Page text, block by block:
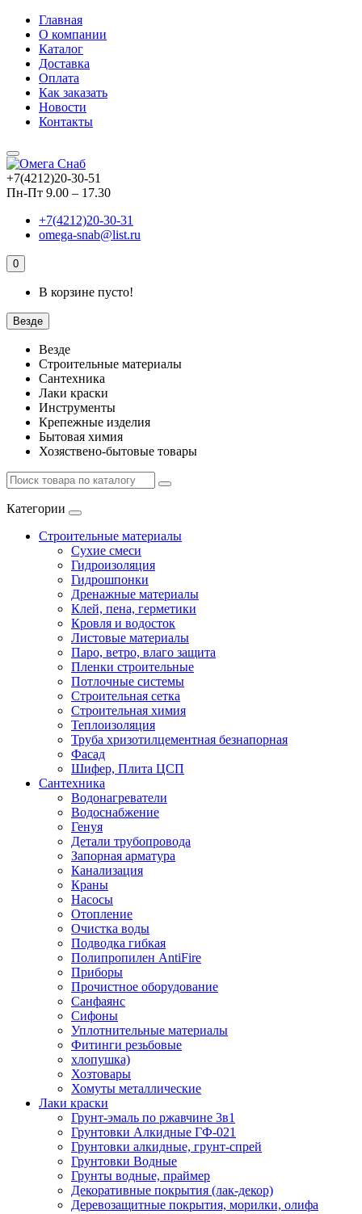
Главная
О компании
Каталог
Доставка
Оплата
Как заказать
Новости
Контакты
+7(4212)20-30-51
Пн-Пт 9.00 – 17.30
+7(4212)20-30-31
omega-snab@list.ru
0
В корзине пусто!
Везде
Везде
Строительные материалы
Сантехника
Лаки краски
Инструменты
Крепежные изделия
Бытовая химия
Хозяствено-бытовые товары
Категории
Строительные материалы
Сухие смеси
Гидроизоляция
Гидрошпонки
Дренажные материалы
Клей, пена, герметики
Кровля и водосток
Листовые материалы
Паро, ветро, влаго защита
Пленки строительные
Потлочные системы
Строительная сетка
Строительная химия
Теплоизоляция
Труба хризотилцементная безнапорная
Фасад
Шифер, Плита ЦСП
Сантехника
Водонагреватели
Водоснабжение
Генуя
Детали трубопровода
Запорная арматура
Канализация
Краны
Насосы
Отопление
Очистка воды
Подводка гибкая
Полипропилен AntiFire
Приборы
Прочистное оборудование
Санфаянс
Сифоны
Уплотнительные материалы
Фитинги резьбовые
хлопушка)
Хозтовары
Хомуты металлические
Лаки краски
Грунт-эмаль по ржавчине 3в1
Грунтовки Алкидные ГФ-021
Грунтовки алкидные, грунт-спрей
Грунтовки Водные
Грунты водные, праймер
Декоративные покрытия (лак-декор)
Деревозащитные покрытия, морилки, олифа